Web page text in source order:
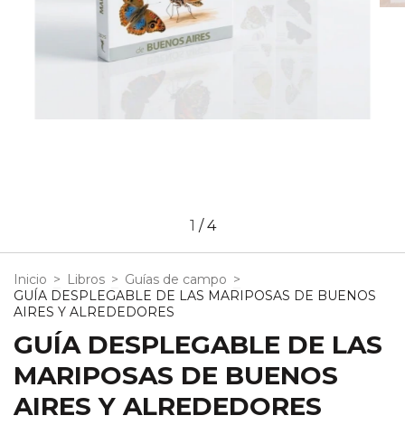
1 /4
Inicio > Libros > Guías de campo >
GUÍA DESPLEGABLE DE LAS MARIPOSAS DE BUENOS
AIRES Y ALREDEDORES
GUÍA DESPLEGABLE DE LAS
MARIPOSAS DE BUENOS
AIRES Y ALREDEDORES